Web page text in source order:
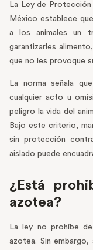
La Ley de
México establece
a los animales un
garantizarles
que no les provoque
La norma señala
cualquier acto u
peligro la vida del
Bajo este criterio,
sin protección
aislado puede
¿Está
azotea?
La ley no prohíbe
azotea. Sin